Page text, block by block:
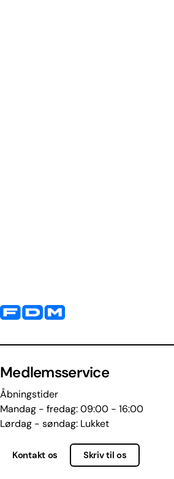
Yderligere information og
Medlemsservice
Åbningstider
Mandag - fredag: 09:00 - 16:00
Lørdag - søndag: Lukket
Kontakt os Skriv til os